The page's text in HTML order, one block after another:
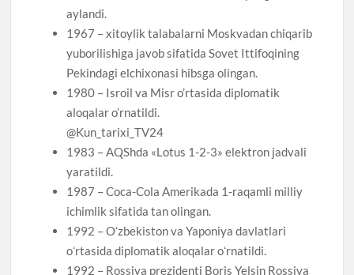
aylandi.
1967 – xitoylik talabalarni Moskvadan chiqarib
yuborilishiga javob sifatida Sovet Ittifoqining
Pekindagi elchixonasi hibsga olingan.
1980 – Isroil va Misr o’rtasida diplomatik
aloqalar o’rnatildi.
@Kun_tarixi_TV24
1983 – AQShda «Lotus 1-2-3» elektron jadvali
yaratildi.
1987 – Coca-Cola Amerikada 1-raqamli milliy
ichimlik sifatida tan olingan.
1992 – Oʻzbekiston va Yaponiya davlatlari
oʻrtasida diplomatik aloqalar oʻrnatildi.
1992 – Rossiya prezidenti Boris Yelsin Rossiya